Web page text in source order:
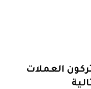
العملات